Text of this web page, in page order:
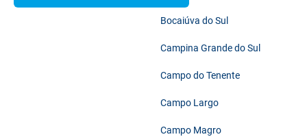
Bocaiúva do Sul
Campina Grande do Sul
Campo do Tenente
Campo Largo
Campo Magro